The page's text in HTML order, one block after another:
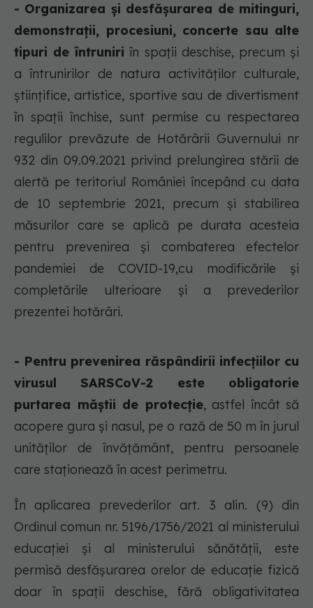
- Organizarea și desfășurarea de mitinguri,
demonstrații, procesiuni, concerte sau alte
tipuri de întruniri în spații deschise, precum și
a întrunirilor de natura activităților culturale,
științifice, artistice, sportive sau de divertisment
în spații închise, sunt permise cu respectarea
regulilor prevăzute de Hotărârii Guvernului nr
932 din 09.09.2021 privind prelungirea stării de
alertă pe teritoriul României începând cu data
de 10 septembrie 2021, precum și stabilirea
măsurilor care se aplică pe durata acesteia
pentru prevenirea și combaterea efectelor
pandemiei de COVID-19,cu modificările și
completările ulterioare și a prevederilor
prezentei hotărâri.
- Pentru prevenirea răspândirii infecțiilor cu
virusul SARSCoV-2 este obligatorie
purtarea măștii de protecție, astfel încât să
acopere gura și nasul, pe o rază de 50 m în jurul
unităților de învățământ, pentru persoanele
care staționează în acest perimetru.
În aplicarea prevederilor art. 3 alin. (9) din
Ordinul comun nr. 5196/1756/2021 al ministerului
educației și al ministerului sănătății, este
permisă desfășurarea orelor de educație fizică
doar în spații deschise, fără obligativitatea